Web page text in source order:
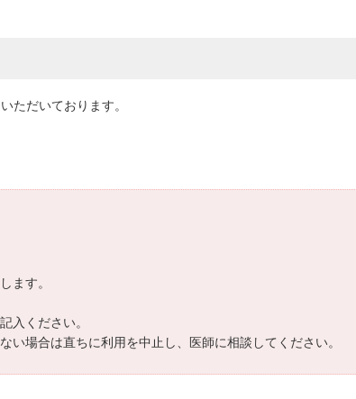
ただいております。
ます。
入ください。
場合は直ちに利用を中止し、医師に相談してください。